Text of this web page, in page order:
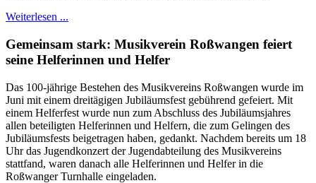
Weiterlesen ...
Gemeinsam stark: Musikverein Roßwangen feiert
seine Helferinnen und Helfer
Das 100-jährige Bestehen des Musikvereins Roßwangen wurde im
Juni mit einem dreitägigen Jubiläumsfest gebührend gefeiert. Mit
einem Helferfest wurde nun zum Abschluss des Jubiläumsjahres
allen beteiligten Helferinnen und Helfern, die zum Gelingen des
Jubiläumsfests beigetragen haben, gedankt. Nachdem bereits um 18
Uhr das Jugendkonzert der Jugendabteilung des Musikvereins
stattfand, waren danach alle Helferinnen und Helfer in die
Roßwanger Turnhalle eingeladen.